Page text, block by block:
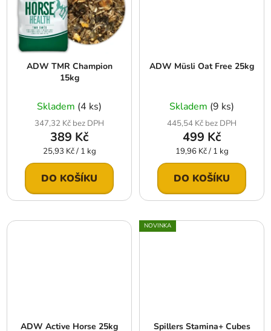
ADW TMR Champion
15kg
Skladem (4 ks)
347,32 Kč bez DPH
389 Kč
Měrná
cena:
25,93 Kč / 1 kg
DO KOŠÍKU
ADW Müsli Oat Free 25kg
Skladem (9 ks)
445,54 Kč bez DPH
499 Kč
Měrná
cena:
19,96 Kč / 1 kg
DO KOŠÍKU
ADW Active Horse 25kg
NOVINKA
Spillers Stamina+ Cubes